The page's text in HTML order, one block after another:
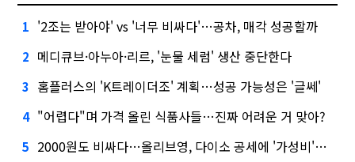
1 '2조는 받아야' vs '너무 비싸다'…공차, 매각 성공할까
2 메디큐브·아누아·리르, '눈물 세럼' 생산 중단한다
3 홈플러스의 'K트레이더조' 계획…성공 가능성은 '글쎄'
4 "어렵다"며 가격 올린 식품사들…진짜 어려운 거 맞아?
5 2000원도 비싸다…올리브영, 다이소 공세에 '가성비'로 맞불